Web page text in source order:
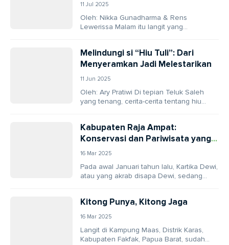
11 Jul 2025
Oleh: Nikka Gunadharma & Rens
Lewerissa Malam itu langit yang
menyembunyikan...
Melindungi si “Hiu Tuli”: Dari
Menyeramkan Jadi Melestarikan
11 Jun 2025
Oleh: Ary Pratiwi Di tepian Teluk Saleh
yang tenang, cerita-cerita tentang hiu
Kabupaten Raja Ampat:
Konservasi dan Pariwisata yang
Menguntungkan
16 Mar 2025
Pada awal Januari tahun lalu, Kartika Dewi,
atau yang akrab disapa Dewi, sedang
Kitong Punya, Kitong Jaga
16 Mar 2025
Langit di Kampung Maas, Distrik Karas,
Kabupaten Fakfak, Papua Barat, sudah